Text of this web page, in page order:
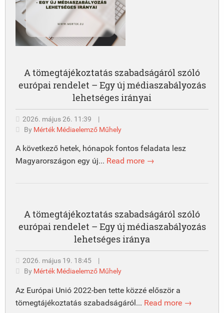
A tömegtájékoztatás szabadságáról szóló
európai rendelet – Egy új médiaszabályozás
lehetséges irányai
2026. május 26. 11:39
|
By Mérték Médiaelemző Műhely
A következő hetek, hónapok fontos feladata lesz
Magyarországon egy új... Read more →
A tömegtájékoztatás szabadságáról szóló
európai rendelet – Egy új médiaszabályozás
lehetséges iránya
2026. május 19. 18:45
|
By Mérték Médiaelemző Műhely
Az Európai Unió 2022-ben tette közzé először a
tömegtájékoztatás szabadságáról... Read more →